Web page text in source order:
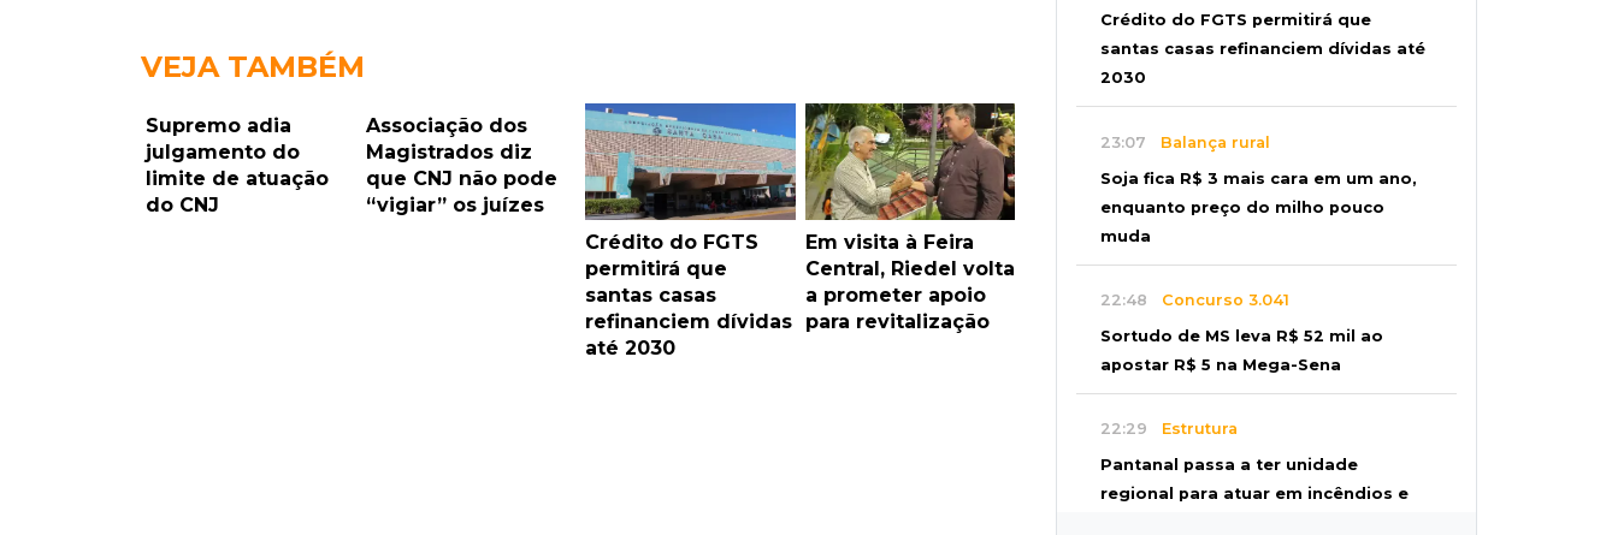
VEJA TAMBÉM
Supremo adia
julgamento do
limite de atuação
do CNJ
Associação dos
Magistrados diz
que CNJ não pode
“vigiar” os juízes
Crédito do FGTS
permitirá que
santas casas
refinanciem dívidas
até 2030
Em visita à Feira
Central, Riedel volta
a prometer apoio
para revitalização
Crédito do FGTS permitirá que
santas casas refinanciem dívidas até
2030
23:07 Balança rural
Soja fica R$ 3 mais cara em um ano,
enquanto preço do milho pouco
muda
22:48 Concurso 3.041
Sortudo de MS leva R$ 52 mil ao
apostar R$ 5 na Mega-Sena
22:29 Estrutura
Pantanal passa a ter unidade
regional para atuar em incêndios e